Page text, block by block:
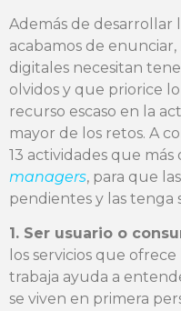
Además de desarrollar
acabamos de
digitales necesitan
olvidos y que priorice
recurso escaso en la
mayor de los retos. A
13 actividades que más
managers, para que
pendientes y las tenga
1. Ser usuario o
los servicios que
trabaja ayuda a
se viven en primera